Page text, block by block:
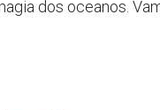
dos oceanos.